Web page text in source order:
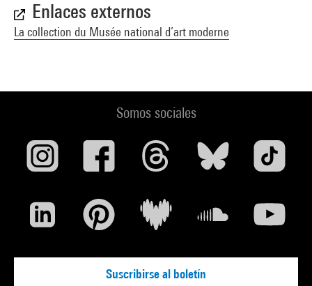
Enlaces externos
La collection du Musée national d’art moderne
Somos sociales
Suscribirse al boletín